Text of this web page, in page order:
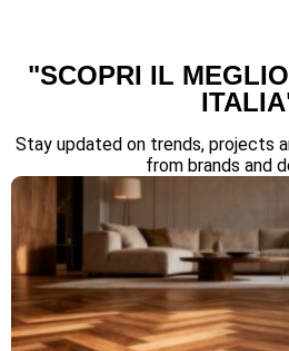
"SCOPRI IL
Stay updated on trends, projects
from brands and